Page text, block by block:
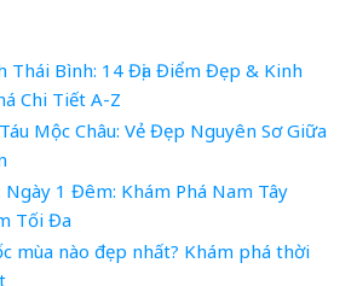
Thái Bình: 14 Địa Điểm Đẹp & Kinh
Chi Tiết A-Z
Mộc Châu: Vẻ Đẹp Nguyên Sơ Giữa
Ngày 1 Đêm: Khám Phá Nam Tây
Tối Đa
mùa nào đẹp nhất? Khám phá thời